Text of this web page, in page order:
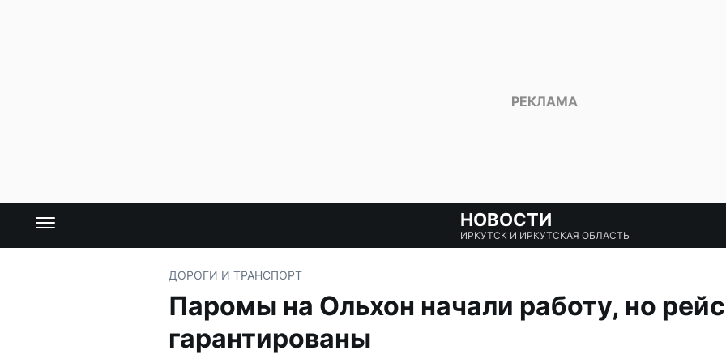
НОВОСТИ
ИРКУТСК И ИРКУТСКАЯ ОБЛАСТЬ
ДОРОГИ И ТРАНСПОРТ
Паромы на Ольхон начали работу, но
гарантированы